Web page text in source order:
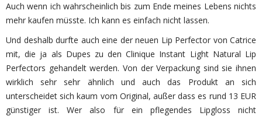
Auch wenn ich wahrscheinlich bis zum Ende meines Lebens nichts
mehr kaufen müsste. Ich kann es einfach nicht lassen.
Und deshalb durfte auch eine der neuen Lip Perfector von Catrice
mit, die ja als Dupes zu den Clinique Instant Light Natural Lip
Perfectors gehandelt werden. Von der Verpackung sind sie ihnen
wirklich sehr sehr ähnlich und auch das Produkt an sich
unterscheidet sich kaum vom Original, außer dass es rund 13 EUR
günstiger ist. Wer also für ein pflegendes Lipgloss nicht